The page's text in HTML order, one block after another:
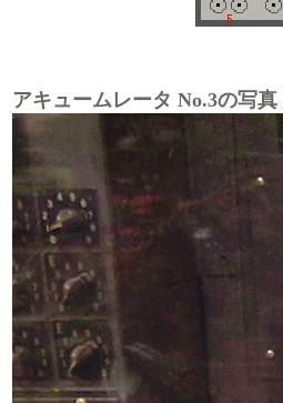
アキュームレータ No.3の写真